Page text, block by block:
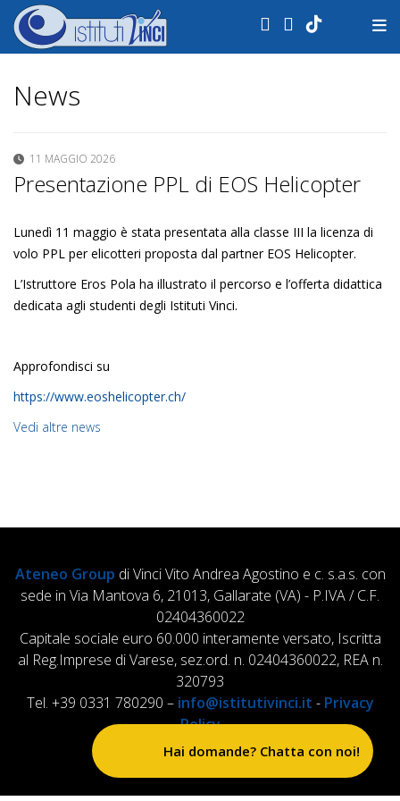
.
News
11 MAGGIO 2026
Presentazione PPL di EOS Helicopter
Lunedì 11 maggio è stata presentata alla classe III la licenza di
volo PPL per elicotteri proposta dal partner EOS Helicopter.
L’Istruttore Eros Pola ha illustrato il percorso e l’offerta didattica
dedicata agli studenti degli Istituti Vinci.
Approfondisci su
https://www.eoshelicopter.ch/
Vedi altre news
Ateneo Group di Vinci Vito Andrea Agostino e c. s.a.s. con
sede in Via Mantova 6, 21013, Gallarate (VA) - P.IVA / C.F.
02404360022
Capitale sociale euro 60.000 interamente versato, Iscritta
al Reg.Imprese di Varese, sez.ord. n. 02404360022, REA n.
320793
Tel. +39 0331 780290 – info@istitutivinci.it - Privacy
Policy
Hai domande? Chatta con noi!